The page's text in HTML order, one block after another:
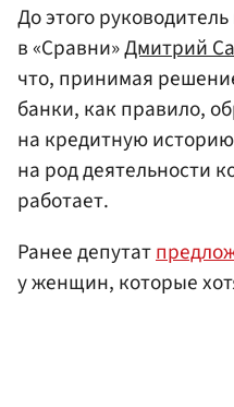
До этого
в «Сравни»Дмитрий
что, принимая
банки, как правило,
на кредитную
на род деятельности
работает.
Ранее депутат
у женщин, которые